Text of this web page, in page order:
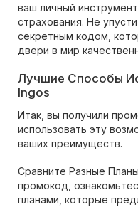
ваш личный
страхования. Не
секретным кодом,
двери в мир
Лучшие Способы
Ingos
Итак, вы получили
использовать эту
ваших преимуществ.
Сравните Разные
промокод,
планами, которые